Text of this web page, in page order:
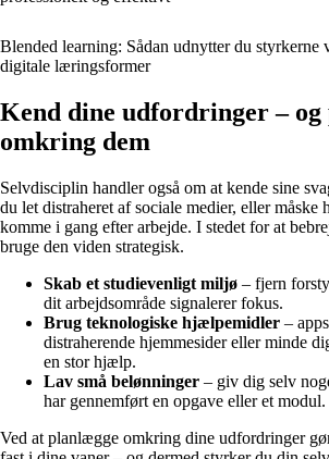
Blended learning: Sådan udnytter du styrkerne
digitale læringsformer
Kend dine udfordringer –
omkring dem
Selvdisciplin handler også om at kende sine
du let distraheret af sociale medier, eller måske
komme i gang efter arbejde. I stedet for at
bruge den viden strategisk.
Skab et studievenligt miljø – fjern
dit arbejdsområde signalerer fokus.
Brug teknologiske hjælpemidler –
distraherende hjemmesider eller minde
en stor hjælp.
Lav små belønninger – giv dig selv
har gennemført en opgave eller et modul.
Ved at planlægge omkring dine udfordringer